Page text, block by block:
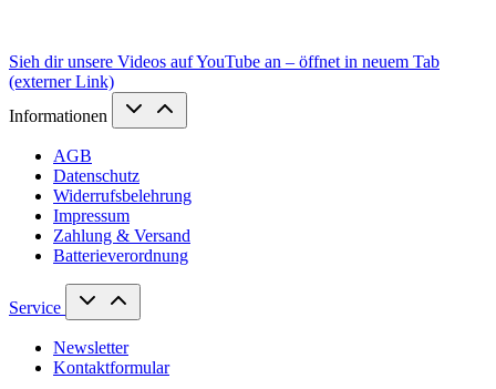
Sieh dir unsere Videos auf YouTube an – öffnet in neuem Tab
(externer Link)
Informationen
AGB
Datenschutz
Widerrufsbelehrung
Impressum
Zahlung & Versand
Batterieverordnung
Service
Newsletter
Kontaktformular